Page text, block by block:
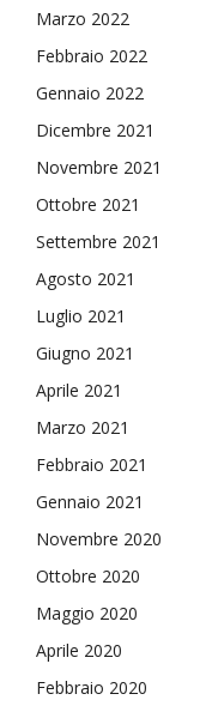
Marzo 2022
Febbraio 2022
Gennaio 2022
Dicembre 2021
Novembre 2021
Ottobre 2021
Settembre 2021
Agosto 2021
Luglio 2021
Giugno 2021
Aprile 2021
Marzo 2021
Febbraio 2021
Gennaio 2021
Novembre 2020
Ottobre 2020
Maggio 2020
Aprile 2020
Febbraio 2020